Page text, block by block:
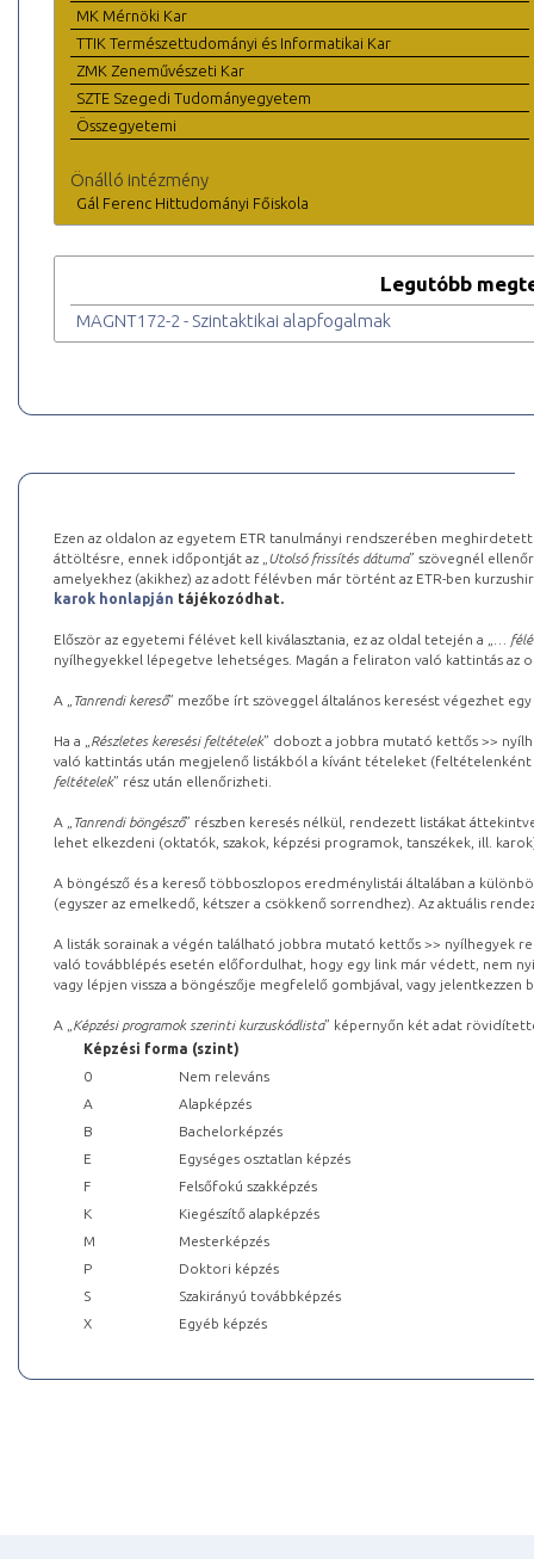
MK Mérnöki Kar
TTIK Természettudományi és Informatikai Kar
ZMK Zeneművészeti Kar
SZTE Szegedi Tudományegyetem
Összegyetemi
Önálló intézmény
Gál Ferenc Hittudományi Főiskola
Legutóbb
MAGNT172-2 - Szintaktikai alapfogalmak
Ezen az oldalon az egyetem ETR tanulmányi rendszerében
áttöltésre, ennek időpontját az „ Utolsó frissítés dátuma” szövegnél
amelyekhez (akikhez) az adott félévben már történt az ETR-ben
karok honlapján tájékozódhat.
Először az egyetemi félévet kell kiválasztania, ez az oldal tetején a „
…
nyílhegyekkel lépegetve lehetséges. Magán a feliraton való kattintás az
A „ Tanrendi kereső” mezőbe írt szöveggel általános keresést végezhet
Ha a „ Részletes keresési feltételek” dobozt a jobbra mutató kettős >>
való kattintás után megjelenő listákból a kívánt tételeket (feltételenként
feltételek” rész után ellenőrizheti.
A „ Tanrendi böngésző” részben keresés nélkül, rendezett listákat
lehet elkezdeni (oktatók, szakok, képzési programok, tanszékek, ill.
A böngésző és a kereső többoszlopos eredménylistái általában a
(egyszer az emelkedő, kétszer a csökkenő sorrendhez). Az aktuális
A listák sorainak a végén található jobbra mutató kettős >> nyílhegyek
való továbblépés esetén előfordulhat, hogy egy link már védett, nem
vagy lépjen vissza a böngészője megfelelő gombjával, vagy
A „ Képzési programok szerinti kurzuskódlista” képernyőn két adat
Képzési forma (szint)
0
Nem releváns
A
Alapképzés
B
Bachelorképzés
E
Egységes osztatlan képzés
F
Felsőfokú szakképzés
K
Kiegészítő alapképzés
M
Mesterképzés
P
Doktori képzés
S
Szakirányú továbbképzés
X
Egyéb képzés